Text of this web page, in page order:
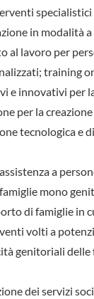
in modalità a
al lavoro per
training
innovativi per
per la
tecnologica
a
mono
di famiglie in
volti a
genitoriali
dei servizi